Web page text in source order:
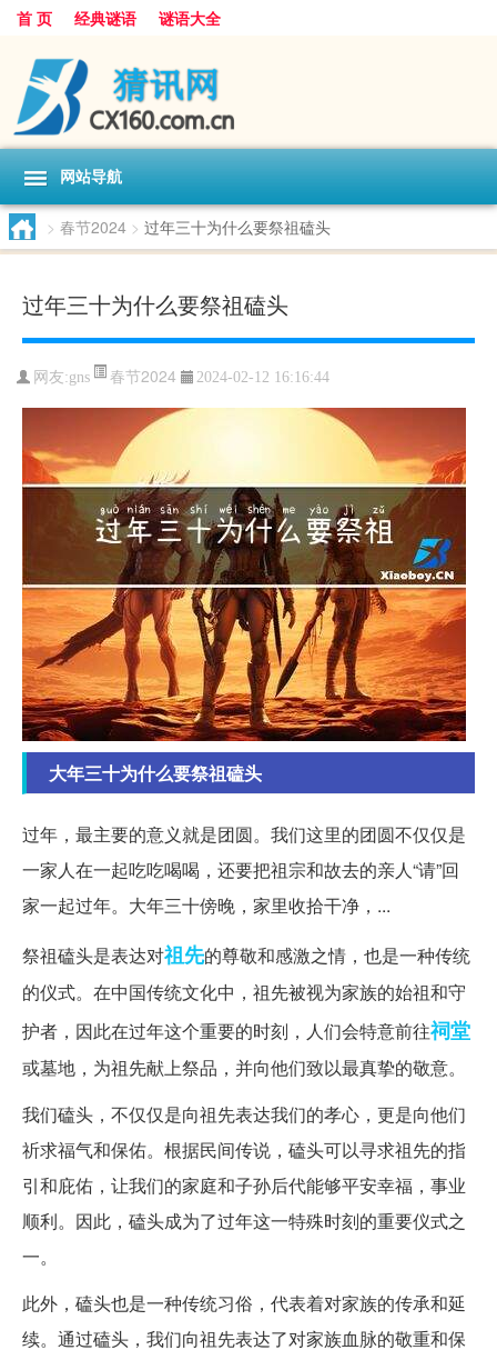
首 页 经典谜语 谜语大全
网站导航
> 春节2024 > 过年三十为什么要祭祖磕头
过年三十为什么要祭祖磕头
网友:gns 春节2024 2024-02-12 16:16:44
大年三十为什么要祭祖磕头
过年，最主要的意义就是团圆。我们这里的团圆不仅仅是
一家人在一起吃吃喝喝，还要把祖宗和故去的亲人“请”回
家一起过年。大年三十傍晚，家里收拾干净，...
祭祖磕头是表达对祖先的尊敬和感激之情，也是一种传统
的仪式。在中国传统文化中，祖先被视为家族的始祖和守
护者，因此在过年这个重要的时刻，人们会特意前往祠堂
或墓地，为祖先献上祭品，并向他们致以最真挚的敬意。
我们磕头，不仅仅是向祖先表达我们的孝心，更是向他们
祈求福气和保佑。根据民间传说，磕头可以寻求祖先的指
引和庇佑，让我们的家庭和子孙后代能够平安幸福，事业
顺利。因此，磕头成为了过年这一特殊时刻的重要仪式之
一。
此外，磕头也是一种传统习俗，代表着对家族的传承和延
续。通过磕头，我们向祖先表达了对家族血脉的敬重和保